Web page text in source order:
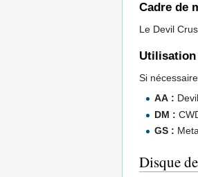
Cadre de
Le Devil
Utilisation
Si
AA :
DM :
GS :
Disque